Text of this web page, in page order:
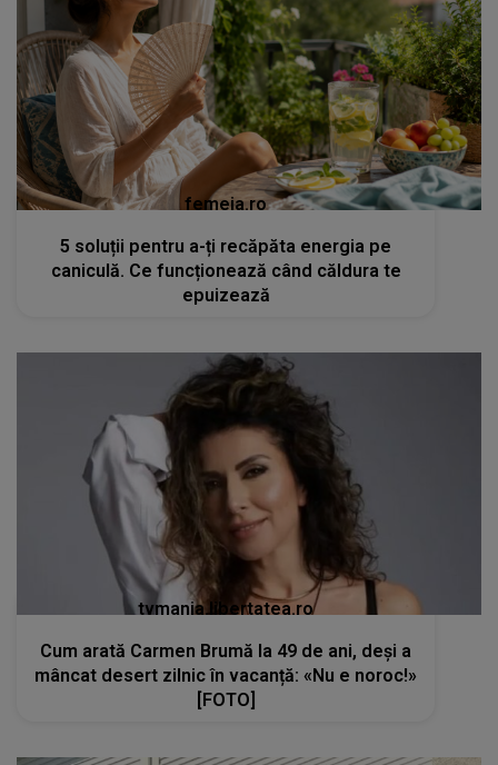
femeia.ro
5 soluții pentru a-ți recăpăta energia pe
caniculă. Ce funcționează când căldura te
epuizează
tvmania.libertatea.ro
Cum arată Carmen Brumă la 49 de ani, deși a
mâncat desert zilnic în vacanță: «Nu e noroc!»
[FOTO]